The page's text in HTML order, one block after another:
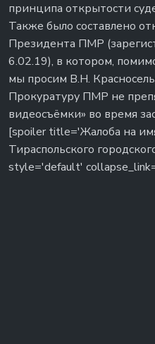
принципа открытости
Также было составлено
Президента ПМР
6.02.19), в котором,
мы просим В.Н.
Прокуратуру ПМР не
видеосъёмки» во время
[spoiler title='Жалоба на
Тираспольского
style='default'